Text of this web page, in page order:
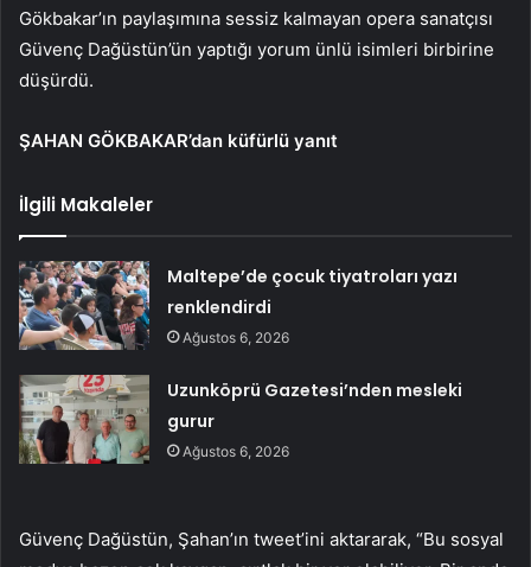
Gökbakar’ın paylaşımına sessiz kalmayan opera sanatçısı
Güvenç Dağüstün’ün yaptığı yorum ünlü isimleri birbirine
düşürdü.
ŞAHAN GÖKBAKAR’dan küfürlü yanıt
İlgili Makaleler
Maltepe’de çocuk tiyatroları yazı
renklendirdi
Ağustos 6, 2026
Uzunköprü Gazetesi’nden mesleki
gurur
Ağustos 6, 2026
Güvenç Dağüstün, Şahan’ın tweet’ini aktararak, “Bu sosyal